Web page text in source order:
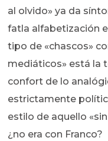
al olvido» ya da
fatla alfabetización
tipo de «chascos»
mediáticos» está la
confort de lo
estrictamente
estilo de aquello
¿no era con Franco?